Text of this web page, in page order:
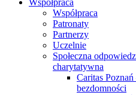
Współpraca
Patronaty
Partnerzy
Uczelnie
Społeczna
charytatywna
Caritas
bezdomności